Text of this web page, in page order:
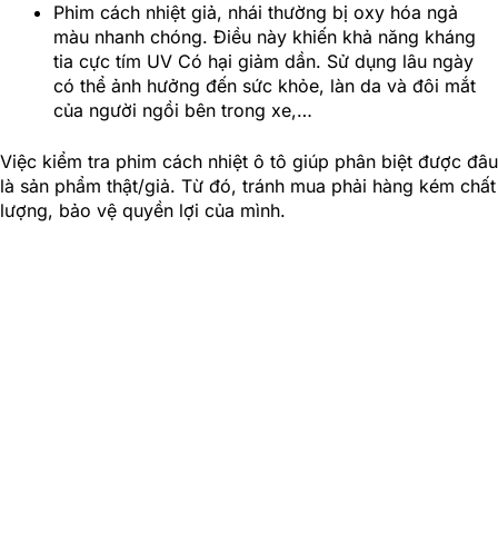
Phim cách nhiệt giả, nhái thường bị oxy hóa ngả
màu nhanh chóng. Điều này khiến khả năng kháng
tia cực tím UV Có hại giảm dần. Sử dụng lâu ngày
có thể ảnh hưởng đến sức khỏe, làn da và đôi mắt
của người ngồi bên trong xe,…
Việc kiểm tra phim cách nhiệt ô tô giúp phân biệt được đâu
là sản phẩm thật/giả. Từ đó, tránh mua phải hàng kém chất
lượng, bảo vệ quyền lợi của mình.